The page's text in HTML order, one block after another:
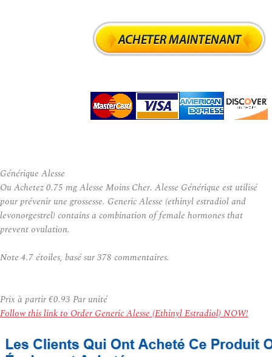
Générique Alesse
Ou Achetez 0.75 mg Alesse Moins Cher. Alesse Générique est utilisé
pour prévenir une grossesse. Generic Alesse (ethinyl estradiol and
levonorgestrel) contains a combination of female hormones that
prevent ovulation.
Note 4.7étoiles, basé sur378 commentaires.
Prix à partir€0.93 Par unité
Follow this link to Order Generic Alesse (Ethinyl Estradiol) NOW!